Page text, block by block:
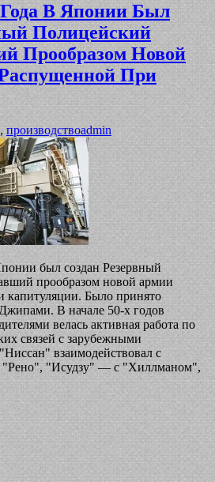
Года В Японии Был
Полицейский
Прообразом Новой
При
,производствоadmin
был создан Резервный
прообразом новой армии
капитуляции. Было принято
В начале 50-х годов
велась активная работа по
связей с зарубежными
взаимодействовал с
"Исудзу" — с "Хиллманом",